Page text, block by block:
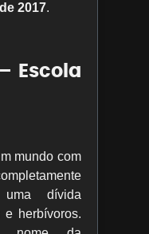
2017.
Escola
mundo com
uma dívida
e herbívoros.